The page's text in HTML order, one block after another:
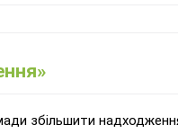
збільшити